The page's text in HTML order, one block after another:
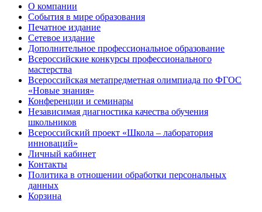
О компании
События в мире образования
Печатное издание
Сетевое издание
Дополнительное профессиональное образование
Всероссийские конкурсы профессионального
мастерства
Всероссийская метапредметная олимпиада по ФГОС
«Новые знания»
Конференции и семинары
Независимая диагностика качества обучения
школьников
Всероссийский проект «Школа – лаборатория
инноваций»
Личный кабинет
Контакты
Политика в отношении обработки персональных
данных
Корзина